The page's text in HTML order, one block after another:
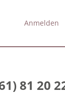
Anmelden
81 20